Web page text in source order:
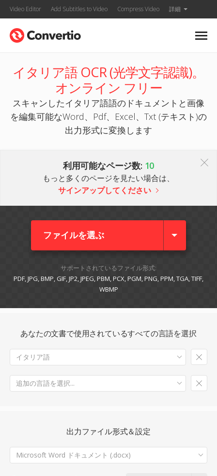
Video Editor Add Subtitles to Video Compress Video 詳細
イタリア語 OCR (光学文字認識)。
オンライン フリー
スキャンしたイタリア語語のドキュメントと画像
を編集可能なWord、Pdf、Excel、Txt (テキスト)の
出力形式に変換します
利用可能なページ数: 10
もっと多くのページを見たい場合は、
サインアップしてください
ファイルを選ぶ
サポートされているファイル形式:
PDF, JPG, BMP, GIF, JP2, JPEG, PBM, PCX, PGM, PNG, PPM, TGA, TIFF,
WBMP
あなたの文書で使用されているすべての言語を選択
イタリア語
追加の言語を選択...
出力ファイル形式＆設定
Microsoft Word ドキュメント (.docx)